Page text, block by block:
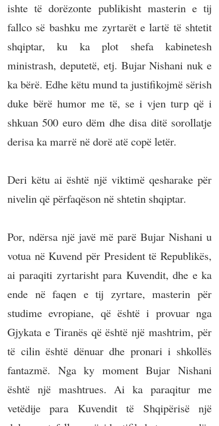
ishte të dorëzonte publikisht masterin e tij
fallco së bashku me zyrtarët e lartë të shtetit
shqiptar, ku ka plot shefa kabinetesh
ministrash, deputetë, etj. Bujar Nishani nuk e
ka bërë. Edhe këtu mund ta justifikojmë sërish
duke bërë humor me të, se i vjen turp që i
shkuan 500 euro dëm dhe disa ditë sorollatje
derisa ka marrë në dorë atë copë letër.
Deri këtu ai është një viktimë qesharake për
nivelin që përfaqëson në shtetin shqiptar.
Por, ndërsa një javë më parë Bujar Nishani u
votua në Kuvend për President të Republikës,
ai paraqiti zyrtarisht para Kuvendit, dhe e ka
ende në faqen e tij zyrtare, masterin për
studime evropiane, që është i provuar nga
Gjykata e Tiranës që është një mashtrim, për
të cilin është dënuar dhe pronari i shkollës
fantazmë. Nga ky moment Bujar Nishani
është një mashtrues. Ai ka paraqitur me
vetëdije para Kuvendit të Shqipërisë një